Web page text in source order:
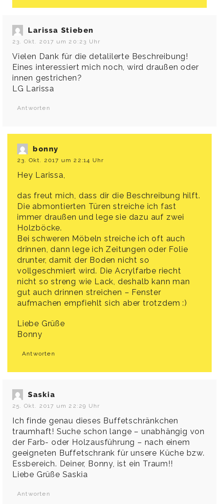
Larissa Stieben
23. Okt. 2017 um 20:23 Uhr
Vielen Dank für die detalilerte Beschreibung!
Eines interessiert mich noch, wird draußen oder
innen gestrichen?
LG Larissa
Antworten
bonny
23. Okt. 2017 um 22:14 Uhr
Hey Larissa,
das freut mich, dass dir die Beschreibung hilft.
Die abmontierten Türen streiche ich fast
immer draußen und lege sie dazu auf zwei
Holzböcke.
Bei schweren Möbeln streiche ich oft auch
drinnen, dann lege ich Zeitungen oder Folie
drunter, damit der Boden nicht so
vollgeschmiert wird. Die Acrylfarbe riecht
nicht so streng wie Lack, deshalb kann man
gut auch drinnen streichen – Fenster
aufmachen empfiehlt sich aber trotzdem :)
Liebe Grüße
Bonny
Antworten
Saskia
25. Okt. 2017 um 22:29 Uhr
Ich finde genau dieses Buffetschränkchen
traumhaft! Suche schon lange – unabhängig von
der Farb- oder Holzausführung – nach einem
geeigneten Buffetschrank für unsere Küche bzw.
Essbereich. Deiner, Bonny, ist ein Traum!!
Liebe Grüße Saskia
Antworten